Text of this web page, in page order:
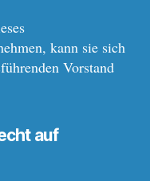
kann sie sich
Vorstand
auf